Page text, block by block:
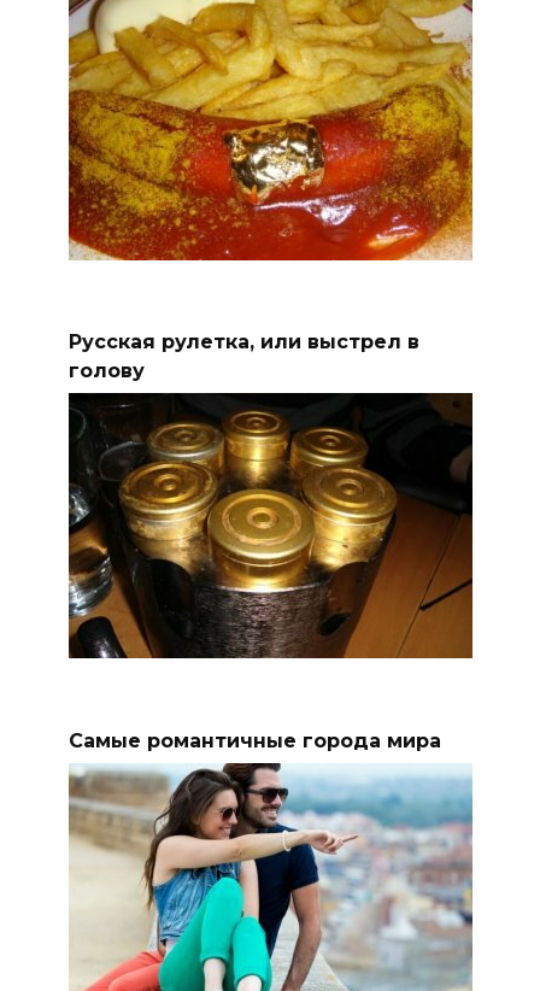
Русская рулетка, или выстрел в
голову
Самые романтичные города мира